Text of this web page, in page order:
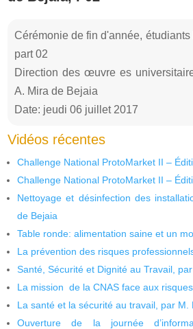
Cérémonie de fin d'année,
part 02
Direction des œuvre es
A. Mira de Bejaia
Date: jeudi 06 juillet 2017
Vidéos récentes
Challenge National ProtoMarket II –
Challenge National ProtoMarket II –
Nettoyage et désinfection des
de Bejaia
Table ronde: alimentation saine et un
La prévention des risques
Santé, Sécurité et Dignité au Travail,
La mission de la CNAS face aux
La santé et la sécurité au travail, par M.
Ouverture de la journée